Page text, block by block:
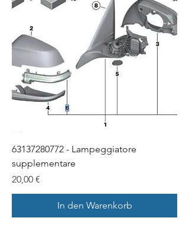
63137280772 - Lampeggiatore
supplementare
Preis
20,00 €
In den Warenkorb